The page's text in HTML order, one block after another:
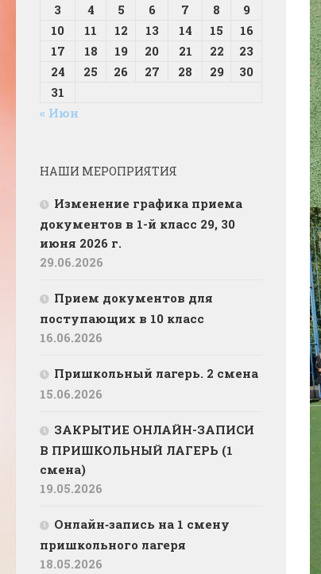
3
4 5 6 7 8
9
10
11 12 13 14 15
16
17
18 19 20 21 22
23
24
25 26 27 28 29
30
31
« Июн
НАШИ МЕРОПРИЯТИЯ
Изменение графика приема
документов в 1-й класс 29, 30
июня 2026 г.
29.06.2026
Прием документов для
поступающих в 10 класс
16.06.2026
Пришкольный лагерь. 2 смена
15.06.2026
ЗАКРЫТИЕ ОНЛАЙН-ЗАПИСИ
В ПРИШКОЛЬНЫЙ ЛАГЕРЬ (1
смена)
19.05.2026
Онлайн‑запись на 1 смену
пришкольного лагеря
18.05.2026